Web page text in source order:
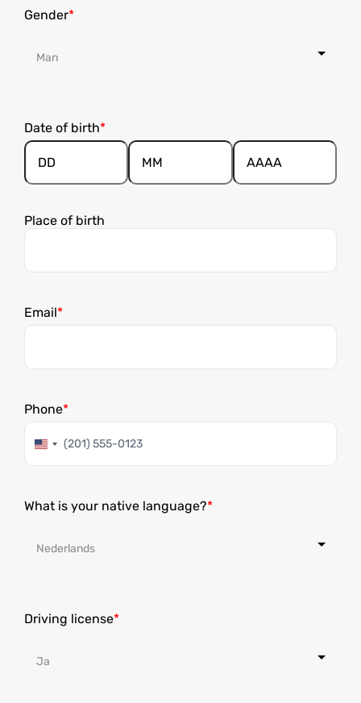
Gender
Date of birth
Place of birth
Email
Phone
Estados
Unidos
What is your native language?
Driving license